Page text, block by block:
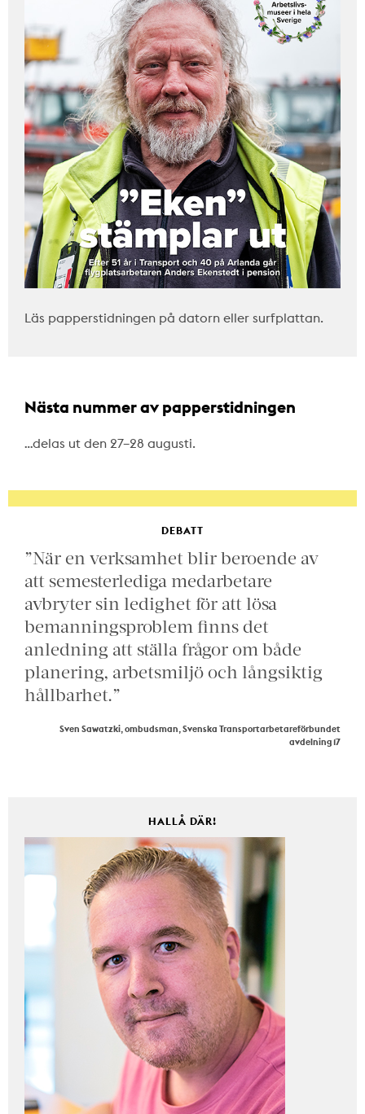
Läs papperstidningen på datorn eller surfplattan.
Nästa nummer av papperstidningen
…delas ut den 27–28 augusti.
DEBATT
”När en verksamhet blir beroende av
att semesterlediga medarbetare
avbryter sin ledighet för att lösa
bemanningsproblem finns det
anledning att ställa frågor om både
planering, arbetsmiljö och långsiktig
hållbarhet.”
Sven Sawatzki, ombudsman, Svenska Transportarbetareförbundet
avdelning 17
HALLÅ DÄR!